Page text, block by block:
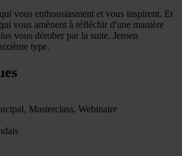
vous enthousiasment et vous inspirent. Et
vous amènent à réfléchir d'une manière
vous dérober par la suite. Jeroen
type.
Masterclass, Webinaire